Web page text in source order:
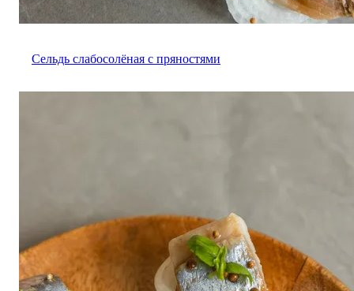
Сельдь слабосолёная с пряностями